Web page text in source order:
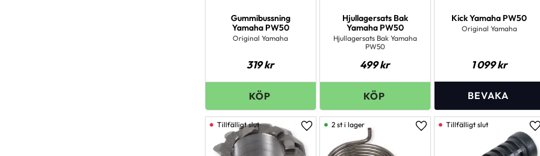
Gummibussning
Yamaha PW50
Original Yamaha
319kr
Hjullagersats Bak
Yamaha PW50
Hjullagersats Bak Yamaha
PW50
499kr
Kick Yamaha PW50
Original Yamaha
1 099kr
Lägg till i favoriter Lägg till i favoriter
2 st i lager